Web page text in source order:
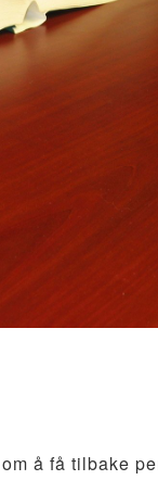
å få tilbake